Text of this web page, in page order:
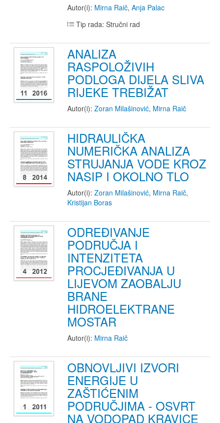
Autor(i): Mirna Raič, Anja Palac
Tip rada: Stručni rad
ANALIZA
RASPOLOŽIVIH
PODLOGA DIJELA SLIVA
RIJEKE TREBIŽAT
Autor(i): Zoran Milašinović, Mirna Raič
HIDRAULIČKA
NUMERIČKA ANALIZA
STRUJANJA VODE KROZ
NASIP I OKOLNO TLO
Autor(i): Zoran Milašinović, Mirna Raič,
Kristijan Boras
ODREĐIVANJE
PODRUČJA I
INTENZITETA
PROCJEĐIVANJA U
LIJEVOM ZAOBALJU
BRANE
HIDROELEKTRANE
MOSTAR
Autor(i): Mirna Raič
OBNOVLJIVI IZVORI
ENERGIJE U
ZAŠTIĆENIM
PODRUČJIMA - OSVRT
NA VODOPAD KRAVICE